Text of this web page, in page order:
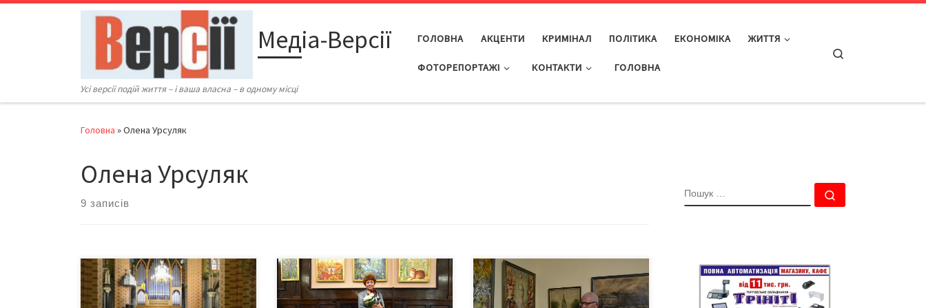
Перейти до вмісту
Медіа-Версії
Усі версії подій життя – і ваша власна – в одному місці
ГОЛОВНА АКЦЕНТИ КРИМІНАЛ ПОЛІТИКА ЕКОНОМІКА ЖИТТЯ
ФОТОРЕПОРТАЖІ КОНТАКТИ ГОЛОВНА
Головна »Олена Урсуляк
Олена Урсуляк
9 записів
19 травня 2024-го у залі органної та
камерної музики Чернівецької
обласної філармонії імені
Романтична, загадкова, задумлива,
чуттєва, мрійлива, іноді трохи
сумна, не байдужа, вишукана…
22 травня 2023-го у Чернівецькому
обласному меморіальному музеї
Володимира Івасюка відбулася
ПОШУК